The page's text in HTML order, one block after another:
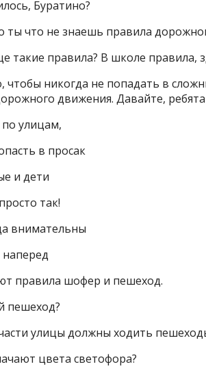
Буратино?
ты что не знаешь правила
такие правила? В школе правила,
чтобы никогда не попадать в
движения. Давайте,
улицам,
в просак
и дети
так!
внимательны
правила шофер и пешеход.
пешеход?
улицы должны ходить
цвета светофора?